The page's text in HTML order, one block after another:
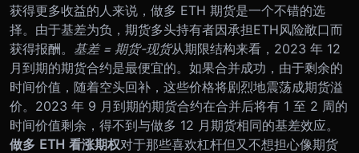
获得更多收益的人来说，做多 ETH 期货是一个不错的选
择。由于基差为负，期货多头持有者因承担ETH风险敞口而
获得报酬。 基差 = 期货-现货从期限结构来看，2023 年 12
月到期的期货合约是最便宜的。如果合并成功，由于剩余的
时间价值，随着空头回补，这些价格将剧烈地震荡成期货溢
价。2023 年 9 月到期的期货合约在合并后将有 1 至 2 周的
时间价值剩余，得不到与做多 12 月期货相同的基差效应。
做多 ETH 看涨期权对于那些喜欢杠杆但又不想担心像期货